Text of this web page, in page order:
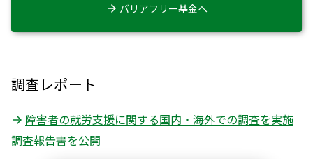
バリアフリー基金へ
調査レポート
障害者の就労支援に関する国内・海外での調査を実施
調査報告書を公開